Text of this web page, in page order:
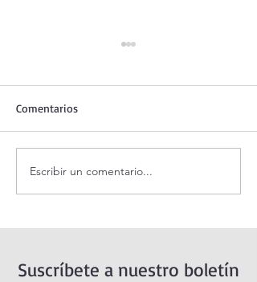
Coronilla de la Divina
Misericordia.
Comentarios
Escribir un comentario...
Suscríbete a nuestro boletín